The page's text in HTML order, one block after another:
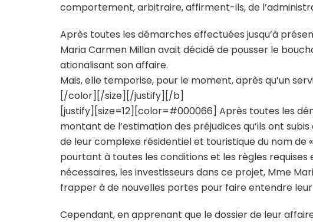
comportement, arbitraire, affirment-ils, de
Après toutes les démarches effectuées jusqu’à
Maria Carmen Millan avait décidé de pousser le
ationalisant son affaire.
Mais, elle temporise, pour le moment, après qu’un
[/color][/size][/justify][/b]
[justify][size=12][color=#000066] Après toutes les
montant de l’estimation des préjudices qu’ils ont
de leur complexe résidentiel et touristique du nom de
pourtant à toutes les conditions et les règles
nécessaires, les investisseurs dans ce projet, Mme
frapper à de nouvelles portes pour faire entendre leur
Cependant, en apprenant que le dossier de leur